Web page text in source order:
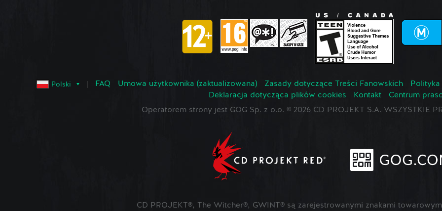
Polski FAQ Umowa użytkownika (zaktualizowana) Zasady dotyczące Treści Fanowskich
Deklaracja dotycząca plików cookies
Kontakt
Centrum
Operatorem strony jest GOG Sp. z o.o. © 2026 CD PROJEKT S.A. WSZYSTKIE
CD PROJEKT®, The Witcher®, GWINT® są zarejestrowanymi znakami